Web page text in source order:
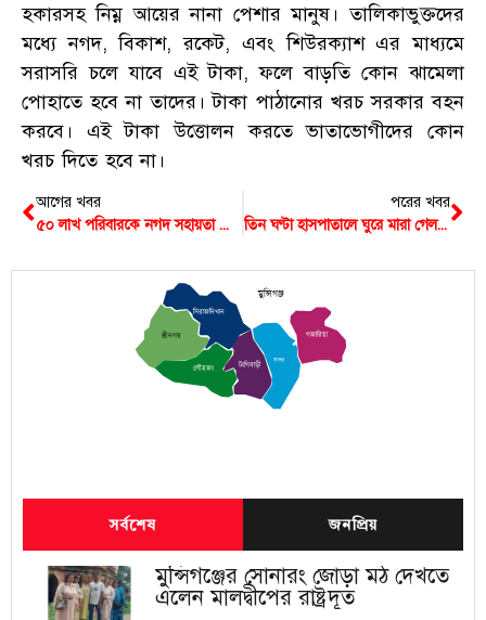
হকারসহ নিম্ন আয়ের নানা পেশার মানুষ। তালিকাভুক্তদের
মধ্যে নগদ, বিকাশ, রকেট, এবং শিউরক্যাশ এর মাধ্যমে
সরাসরি চলে যাবে এই টাকা, ফলে বাড়তি কোন ঝামেলা
পোহাতে হবে না তাদের। টাকা পাঠানোর খরচ সরকার বহন
করবে। এই টাকা উত্তোলন করতে ভাতাভোগীদের কোন
খরচ দিতে হবে না।
আগের খবর
৫০ লাখ পরিবারকে নগদ সহায়তা কার্যক্রমের উদ্বোধন করলেন প্রধানমন্ত্রী
পরের খবর
তিন ঘণ্টা হাসপাতালে ঘুরে মারা গেল ছেলে, খবর শুনে বাবারও মৃত্যু
শ্রীনগর
সিরাজদিখান
টংগিবাড়ী
সদর
গজারিয়া
লৌহজং
মুন্সিগঞ্জ
সর্বশেষ জনপ্রিয়
মুন্সিগঞ্জের সোনারং জোড়া মঠ দেখতে
এলেন মালদ্বীপের রাষ্ট্রদূত